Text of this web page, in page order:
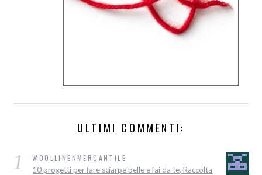
ULTIMI COMMENTI:
1 WOOLLINENMERCANTILE
10 progetti per fare sciarpe belle e fai da te, Raccolta